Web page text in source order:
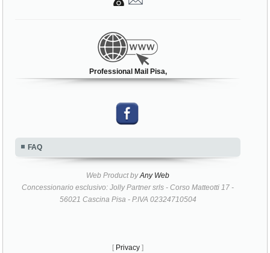
Professional Mail Pisa,
FAQ
Web Product byAny Web
Concessionario esclusivo: Jolly Partner srls - Corso Matteotti 17 -
56021 Cascina Pisa - P.IVA 02324710504
[ Privacy ]